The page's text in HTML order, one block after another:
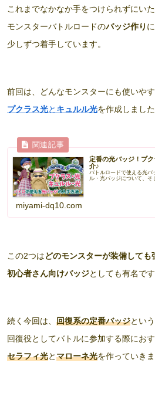
これまでなかなか手をつけられずにいた
モンスターバトルロードのバッジ作り に
少しずつ着手しています。
前回は、どんなモンスターにも使いや
プクラス光と キュルル光を作成しました
定番の光バッジ！プ
介♪
バトルロードで使える光
ル・光バッジについて、そ
miyami-dq10.com
この2つはどのモンスターが装備しても
初心者さん向けバッジとしても有名です
続く今回は、 回復系の定番バッジとい
回復役としてバトルに参加する際にお
セラフィ光とマローネ光を作っていきま